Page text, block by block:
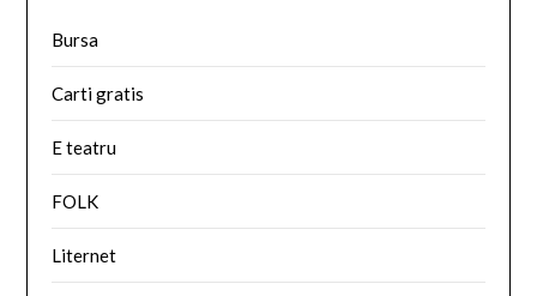
Bursa
Carti gratis
E teatru
FOLK
Liternet